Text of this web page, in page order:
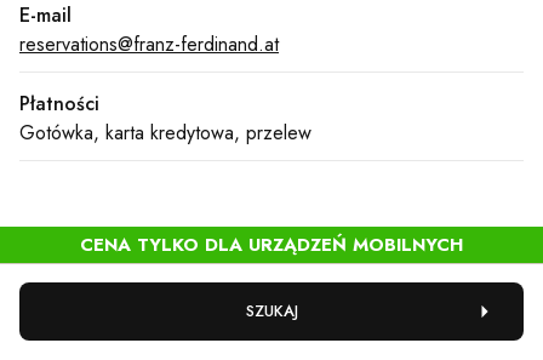
SZUKAJ
E-mail
reservations@franz-ferdinand.at
Płatności
Gotówka, karta kredytowa, przelew
Get directions View on map
FREQUENTLY ASKED QUESTIONS: